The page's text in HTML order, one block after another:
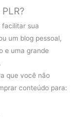
facilitar sua
um blog pessoal,
e uma grande
que você não
conteúdo para: